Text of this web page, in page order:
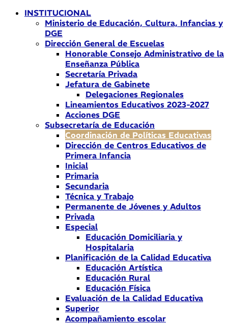
INSTITUCIONAL
Ministerio de Educación, Cultura, Infancias y
DGE
Dirección General de Escuelas
Honorable Consejo Administrativo de la
Enseñanza Pública
Secretaría Privada
Jefatura de Gabinete
Delegaciones Regionales
Lineamientos Educativos 2023-2027
Acciones DGE
Subsecretaría de Educación
Coordinación de Políticas Educativas
Dirección de Centros Educativos de
Primera Infancia
Inicial
Primaria
Secundaria
Técnica y Trabajo
Permanente de Jóvenes y Adultos
Privada
Especial
Educación Domiciliaria y
Hospitalaria
Planificación de la Calidad Educativa
Educación Artística
Educación Rural
Educación Física
Evaluación de la Calidad Educativa
Superior
Acompañamiento escolar